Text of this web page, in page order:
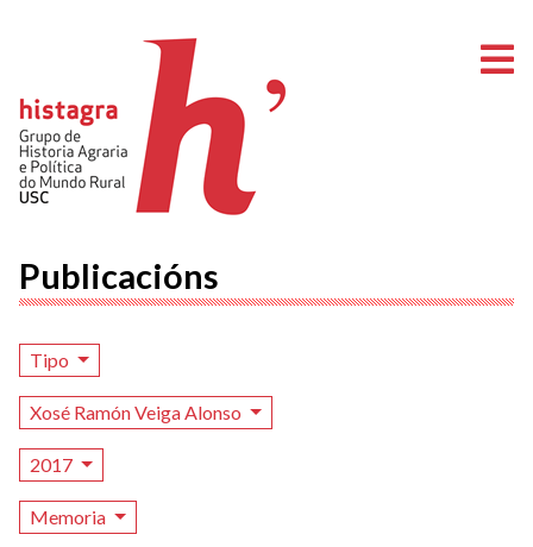
Publicacións
Tipo
Xosé Ramón Veiga Alonso
2017
Memoria